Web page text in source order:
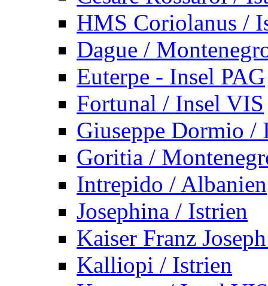
HMS Coriolanus /
Dague /
Euterpe - Insel PAG
Fortunal / Insel VIS
Giuseppe Dormio /
Goritia /
Intrepido / Albanien
Josephina / Istrien
Kaiser Franz
Kalliopi / Istrien